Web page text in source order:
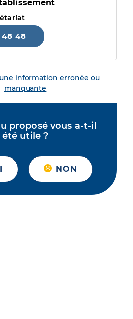
48 48
information erronée ou
manquante
proposé vous a-t-il
été utile ?
NON